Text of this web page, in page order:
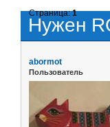
Нужен
Страница:1
abormot
Пользователь